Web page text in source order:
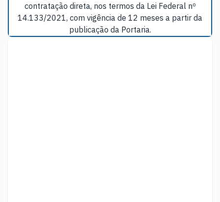
contratação direta, nos termos da Lei Federal nº
14.133/2021, com vigência de 12 meses a partir da
publicação da Portaria.